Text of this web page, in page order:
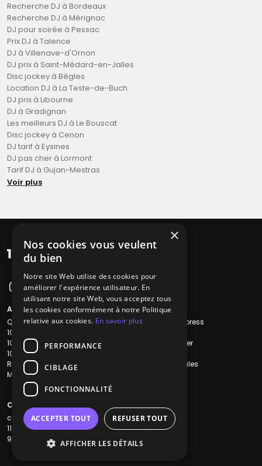
Recherche DJ à Bordeaux
Recherche DJ à Mérignac
DJ pour soirée à Pessac
Prix DJ à Talence
DJ à Villenave-d'Ornon
DJ prix à Saint-Médard-en-Jalles
Disc jockey à Bègles
Location DJ à La Teste-de-Buch
DJ prix à Libourne
DJ à Gradignan
Les meilleurs DJ à Le Bouscat
Disc jockey à Cenon
DJ tarif à Eysines
DJ pas cher à Lormont
Tarif DJ à Gujan-Mestras
Voir plus
A propos
Qui sommes-nous ?
1001Salles
1001Salles PRO
1001Traiteurs
Reserverunbar
MP2
Liens utiles
Recherche Express
Nous contacter
Mentions légales
Contacts
contact@1001dj.com
11 Rue Maurice Grandcoing
94200 Ivry-sur-Seine
×
Nos cookies vous veulent
du bien
Notre site Web utilise des cookies pour
améliorer l'expérience utilisateur. En
utilisant notre site Web, vous acceptez tous
les cookies conformément à notre Politique
relative aux cookies. En savoir plus
PERFORMANCE
CIBLAGE
FONCTIONNALITÉ
ACCEPTER TOUT REFUSER TOUT
AFFICHER LES DÉTAILS